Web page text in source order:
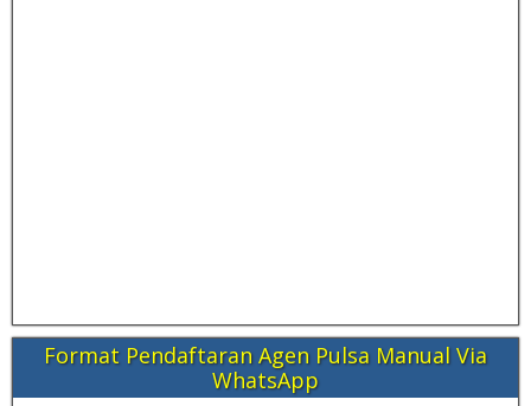
Format Pendaftaran Agen Pulsa Manual Via
WhatsApp